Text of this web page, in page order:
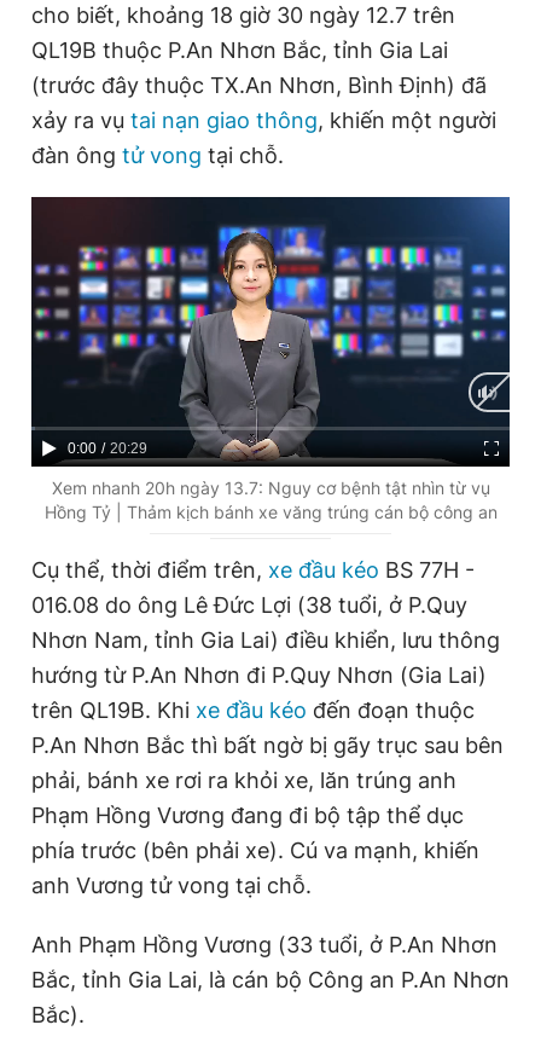
cho biết, khoảng 18 giờ 30 ngày 12.7 trên
QL19B thuộc P.An Nhơn Bắc, tỉnh Gia Lai
(trước đây thuộc TX.An Nhơn, Bình Định) đã
xảy ra vụ tai nạn giao thông, khiến một người
đàn ông tử vong tại chỗ.
C
u
r
i
m
e
0:00 / D
u
o
n
20:29
Xem nhanh 20h ngày 13.7: Nguy cơ bệnh tật nhìn từ vụ
Hồng Tỷ | Thảm kịch bánh xe văng trúng cán bộ công an
Cụ thể, thời điểm trên, xe đầu kéo BS 77H -
016.08 do ông Lê Đức Lợi (38 tuổi, ở P.Quy
Nhơn Nam, tỉnh Gia Lai) điều khiển, lưu thông
hướng từ P.An Nhơn đi P.Quy Nhơn (Gia Lai)
trên QL19B. Khi xe đầu kéo đến đoạn thuộc
P.An Nhơn Bắc thì bất ngờ bị gãy trục sau bên
phải, bánh xe rơi ra khỏi xe, lăn trúng anh
Phạm Hồng Vương đang đi bộ tập thể dục
phía trước (bên phải xe). Cú va mạnh, khiến
anh Vương tử vong tại chỗ.
Anh Phạm Hồng Vương (33 tuổi, ở P.An Nhơn
Bắc, tỉnh Gia Lai, là cán bộ Công an P.An Nhơn
Bắc).